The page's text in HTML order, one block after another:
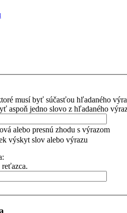
musí byť súčasťou hľadaného
aspoň jedno slovo z hľadaného
alebo presnú zhodu s výrazom
výskyt slov alebo výrazu